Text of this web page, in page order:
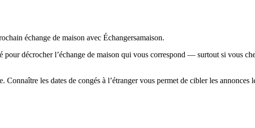
échange de maison avec Échangersamaison.
décrocher l’échange de maison qui vous correspond — surtout si vous
les dates de congés à l’étranger vous permet de cibler les annonces